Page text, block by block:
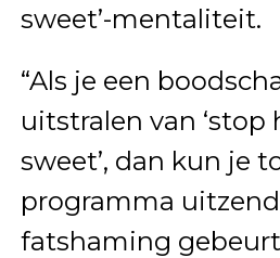
sweet’-mentaliteit.
“Als je een
uitstralen van ‘stop
sweet’, dan kun je
programma
fatshaming